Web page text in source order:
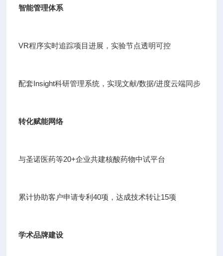
智能管理体系
VR程序实时追踪项目进展，实验节点透明可控
配套Insight科研管理系统，实现文献/数据/进度云端同步
转化赋能网络
与圣诺医药等20+企业共建核酸药物中试平台
累计协助客户申请专利40项，达成技术转让15项
学术品牌建设